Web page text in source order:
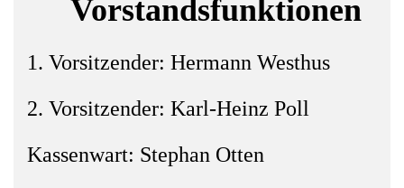
Vorstandsfunktionen
1. Vorsitzender: Hermann Westhus
2. Vorsitzender: Karl-Heinz Poll
Kassenwart: Stephan Otten